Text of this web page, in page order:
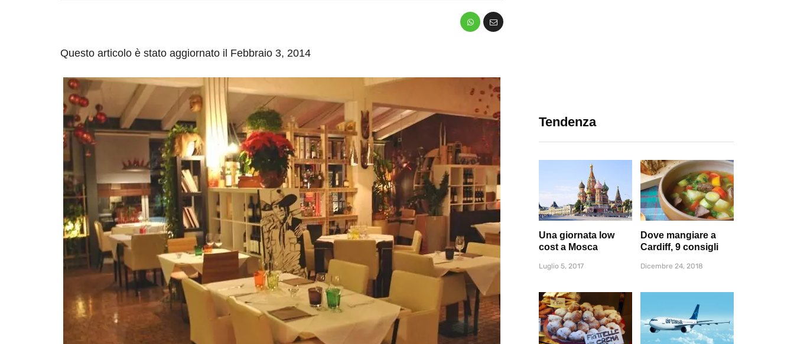
Questo articolo è stato aggiornato il Febbraio 3, 2014
Tendenza
Una giornata low
cost a Mosca
Luglio 5, 2017
Dove mangiare a
Cardiff, 9 consigli
Dicembre 24, 2018